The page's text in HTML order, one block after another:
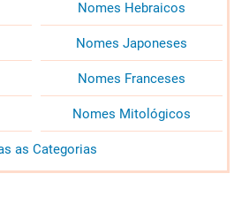
Nomes Hebraicos
Nomes Japoneses
Nomes Franceses
Nomes Mitológicos
as Categorias